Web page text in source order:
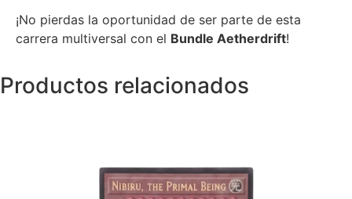
¡No pierdas la oportunidad de ser parte de esta
carrera multiversal con el Bundle Aetherdrift!
Productos relacionados